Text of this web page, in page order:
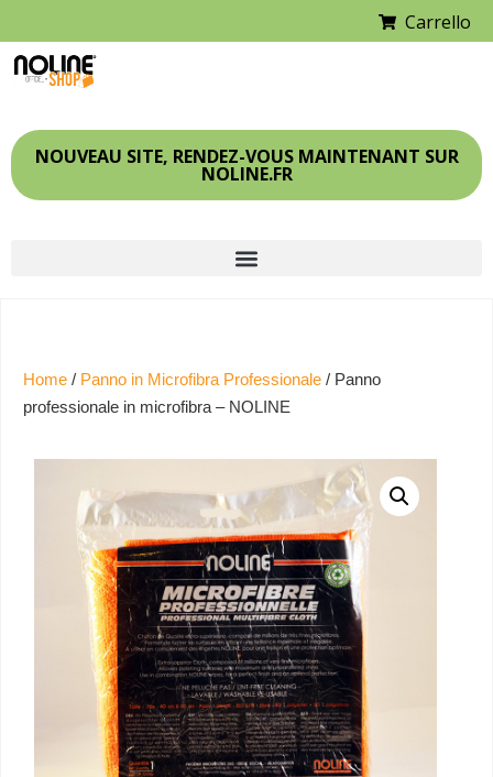
Carrello
NOUVEAU SITE, RENDEZ-VOUS MAINTENANT SUR
NOLINE.FR
Home / Panno in Microfibra Professionale / Panno
professionale in microfibra – NOLINE